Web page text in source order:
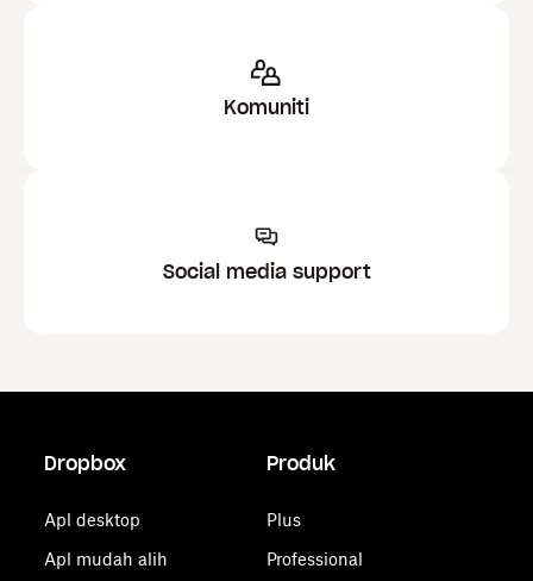
Komuniti
Social media support
Dropbox
Apl desktop
Apl mudah alih
Produk
Plus
Professional